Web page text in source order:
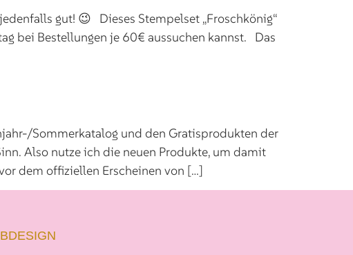
gut! 😉 Dieses Stempelset „Froschkönig“
bei Bestellungen je 60€ aussuchen kannst. Das
Sommerkatalog und den Gratisprodukten der
Also nutze ich die neuen Produkte, um damit
dem offiziellen Erscheinen von […]